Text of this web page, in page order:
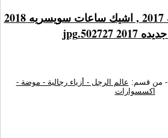
- من قسم: عالم الرجل - أزياء رجالية - موضة -
اكسسوارات